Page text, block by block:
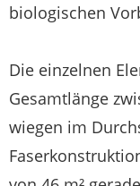
biologischen
Die einzelnen
Gesamtlänge
wiegen im